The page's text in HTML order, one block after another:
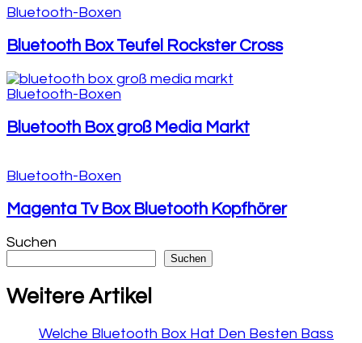
Bluetooth-Boxen
Bluetooth Box Teufel Rockster Cross
Bluetooth-Boxen
Bluetooth Box groß Media Markt
Bluetooth-Boxen
Magenta Tv Box Bluetooth Kopfhörer
Suchen
Suchen
Weitere Artikel
Welche Bluetooth Box Hat Den Besten Bass